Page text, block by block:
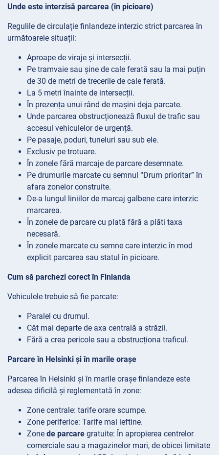
Unde este interzisă parcarea (în picioare)
Regulile de circulație finlandeze interzic strict parcarea în
următoarele situații:
Aproape de viraje și intersecții.
Pe tramvaie sau șine de cale ferată sau la mai puțin
de 30 de metri de trecerile de cale ferată.
La 5 metri înainte de intersecții.
În prezența unui rând de mașini deja parcate.
Unde parcarea obstrucționează fluxul de trafic sau
accesul vehiculelor de urgență.
Pe pasaje, poduri, tuneluri sau sub ele.
Exclusiv pe trotuare.
În zonele fără marcaje de parcare desemnate.
Pe drumurile marcate cu semnul “Drum prioritar” în
afara zonelor construite.
De-a lungul liniilor de marcaj galbene care interzic
marcarea.
În zonele de parcare cu plată fără a plăti taxa
necesară.
În zonele marcate cu semne care interzic în mod
explicit parcarea sau statul în picioare.
Cum să parchezi corect în Finlanda
Vehiculele trebuie să fie parcate:
Paralel cu drumul.
Cât mai departe de axa centrală a străzii.
Fără a crea pericole sau a obstrucționa traficul.
Parcare în Helsinki și în marile orașe
Parcarea în Helsinki și în marile orașe finlandeze este
adesea dificilă și reglementată în zone:
Zone centrale: tarife orare scumpe.
Zone periferice: Tarife mai ieftine.
Zone de parcare gratuite: În apropierea centrelor
comerciale sau a magazinelor mari, de obicei limitate